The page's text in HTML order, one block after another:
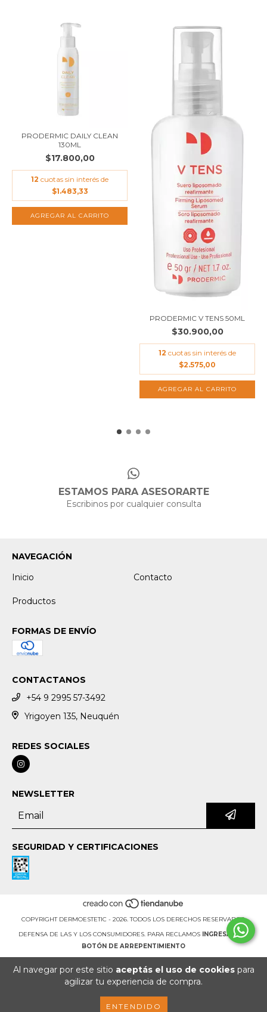
Al navegar por este sitio aceptás el uso de cookiespara
agilizar tu experiencia de compra.
ENTENDIDO
PRODERMIC DAILY CLEAN
130ML
$17.800,00
12 cuotas sin interés de
$1.483,33
PRODERMIC V TENS 50ML
$30.900,00
12 cuotas sin interés de
$2.575,00
ESTAMOS PARA ASESORARTE
Escribinos por cualquier consulta
NAVEGACIÓN
Inicio
Contacto
Productos
FORMAS DE ENVÍO
CONTACTANOS
+54 9 2995 57-3492
Yrigoyen 135, Neuquén
REDES SOCIALES
NEWSLETTER
SEGURIDAD Y CERTIFICACIONES
COPYRIGHT DERMOESTETIC - 2026. TODOS LOS DERECHOS RESERVADOS.
DEFENSA DE LAS Y LOS CONSUMIDORES. PARA RECLAMOS INGRESÁ ACÁ.
BOTÓN DE ARREPENTIMIENTO